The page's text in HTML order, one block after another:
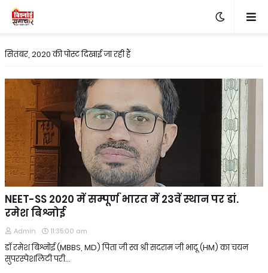
सितंबर, 2020 की पोस्ट दिखाई जा रही हैं
NEET-SS 2020 में सम्पूर्ण भारत में 23वें स्थान पर डां.
रमेश बिश्नोई
Admin 11:35:00 am
डॉ रमेश बिश्नोई (MBBS, MD) पिता जी स्व श्री सदराम जी भादू (HM) का चयन
सुपरस्पेशलिटी परी…